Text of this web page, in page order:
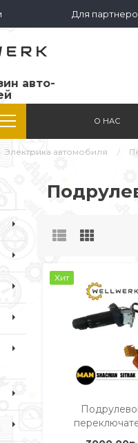
Для
авто-
О НАС
Электрика автомобиля
Хит